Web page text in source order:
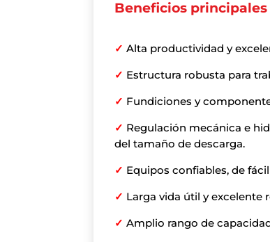
Beneficios principales
✓Alta productividad y
✓ Estructura robusta para
✓ Fundiciones y
✓ Regulación mecánica e
del tamaño de descarga.
✓ Equipos confiables, de
✓ Larga vida útil y excelente
✓Amplio rango de